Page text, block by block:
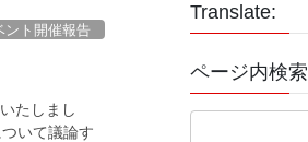
ント開催報告
たしまし
いて議論す
Translate:
ページ内検索